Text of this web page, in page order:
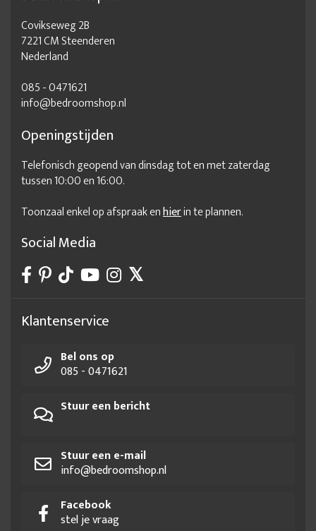
Covikseweg 2B
7221 CM Steenderen
Nederland
085 - 0471621
info@bedroomshop.nl
Openingstijden
Telefonisch geopend van dinsdag tot en met zaterdag
tussen 10:00 en 16:00.
Toonzaal enkel op afspraak enhierin te plannen.
Social Media
Klantenservice
Bel ons op
085 - 0471621
Stuur een bericht
Stuur een e-mail
info@bedroomshop.nl
Facebook
stel je vraag